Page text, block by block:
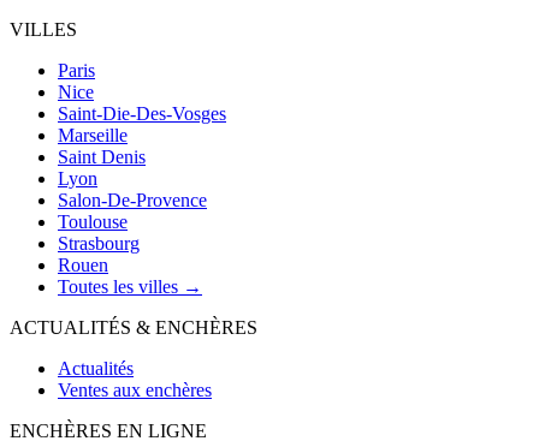
VILLES
Paris
Nice
Saint-Die-Des-Vosges
Marseille
Saint Denis
Lyon
Salon-De-Provence
Toulouse
Strasbourg
Rouen
Toutes les villes →
ACTUALITÉS & ENCHÈRES
Actualités
Ventes aux enchères
ENCHÈRES EN LIGNE